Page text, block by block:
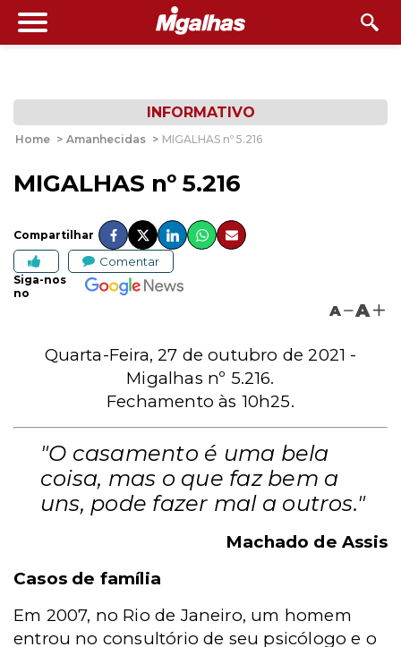
INFORMATIVO
Home > Amanhecidas > MIGALHAS nº 5.216
MIGALHAS nº 5.216
Compartilhar
Comentar
Siga-nos
no
A A
Quarta-Feira, 27 de outubro de 2021 -
Migalhas nº 5.216.
Fechamento às 10h25.
"O casamento é uma bela
coisa, mas o que faz bem a
uns, pode fazer mal a outros."
Machado de Assis
Casos de família
Em 2007, no Rio de Janeiro, um homem
entrou no consultório de seu psicólogo e o